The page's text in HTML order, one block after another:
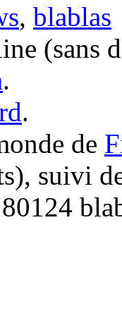
, blablas
(sans
.
.
de
suivi